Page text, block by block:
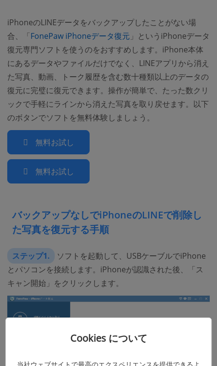
iPhoneのLINEデータをバックアップしたことがない場
合、「FonePaw iPhoneデータ復元 」というiPhoneデータ
復元専門ソフトを使うのをおすすめします。iPhone本体
にあるデータやファイルだけでなく、LINEアプリから消え
た写真、動画、トーク履歴を含む数十種類以上のデータの
復元に完璧に復元できます。操作が簡単で、たった数クリ
ックで手軽にラインから消えた写真を取り戻せます。以下
のボタンでソフトを無料体験しましょう。
無料お試し
無料お試し
バックアップなしでiPhoneのLINEで削除し
た写真を復元する手順
ステップ1.
ソフトを起動して、USBケーブルでiPhone
とパソコンを接続します。iPhoneが認識された後、「ス
キャン開始」をクリックします。
Cookies について